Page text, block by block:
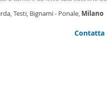
nel progetto “milano Abitare” del
Testi, Bignami - Ponale, Milano
Contatta